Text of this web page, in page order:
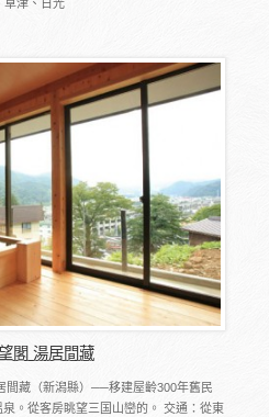
草津、日光
閣 湯居間藏
間藏（新潟縣）──移建屋齡300年舊民
。從客房眺望三国山巒的。 交通：從東